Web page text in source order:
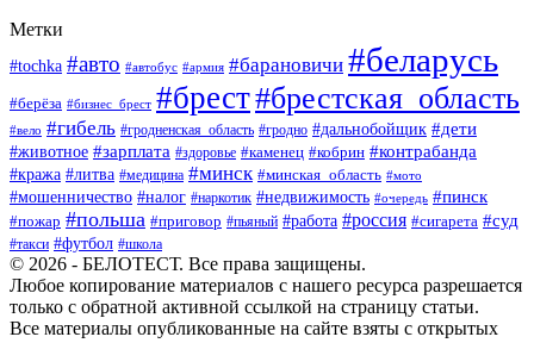
Метки
#tochka #авто #автобус #армия #барановичи #беларусь
#берёза #бизнес_брест #брест#брестская_область
#вело #гибель #гродненская_область #гродно #дальнобойщик #дети
#животное #зарплата #здоровье #каменец #кобрин #контрабанда
#кража #литва #медицина #минск #минская_область #мото
#мошенничество #налог #наркотик #недвижимость #очередь #пинск
#пожар #польша #приговор #пьяный #работа #россия #сигарета #суд
#такси #футбол #школа
© 2026 - БЕЛОТЕСТ. Все права защищены.
Любое копирование материалов с нашего ресурса разрешается
только с обратной активной ссылкой на страницу статьи.
Все материалы опубликованные на сайте взяты с открытых